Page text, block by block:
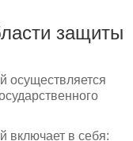
защиты
осуществляется
включает в себя: